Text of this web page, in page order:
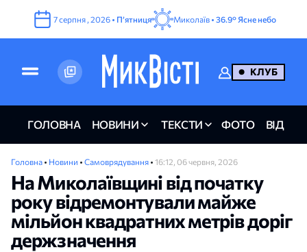
7серпня , 2026 • Пʼятниця Миколаїв • 36.9° Ясне небо
КЛУБ
ГОЛОВНА НОВИНИ ТЕКСТИ ФОТО ВІДЕО
Головна • Новини • Самоврядування • 16:12, 06 червня, 2026
На Миколаївщині від початку
року відремонтували майже
мільйон квадратних метрів доріг
держзначення